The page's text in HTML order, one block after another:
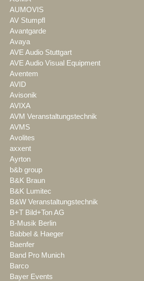
AUMOVIS
AV Stumpfl
Avantgarde
Avaya
AVE Audio Stuttgart
AVE Audio Visual Equipment
Aventem
AVID
Avisonik
AVIXA
AVM Veranstaltungstechnik
AVMS
Avolites
axxent
Ayrton
b&b group
B&K Braun
B&K Lumitec
B&W Veranstaltungstechnik
B+T Bild+Ton AG
B-Musik Berlin
Babbel & Haeger
Baenfer
Band Pro Munich
Barco
Bayer Events